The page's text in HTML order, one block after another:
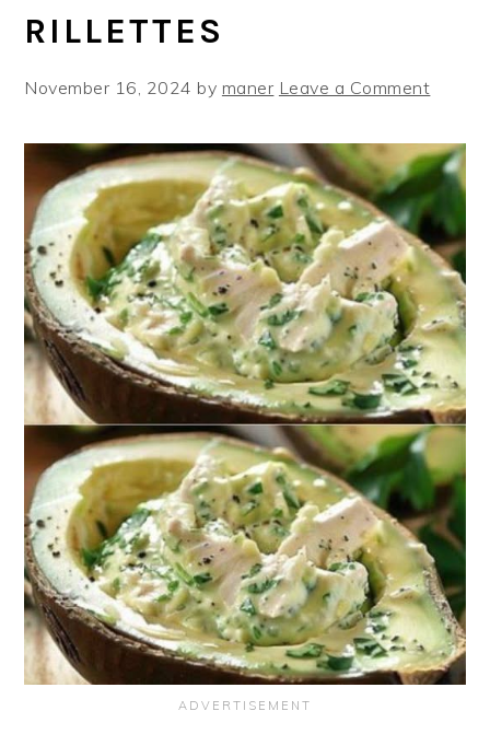
RILLETTES
November 16, 2024 by maner Leave a Comment